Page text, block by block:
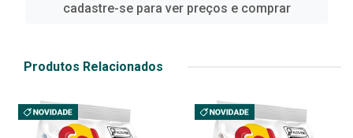
cadastre-se para ver preços e comprar
Produtos Relacionados